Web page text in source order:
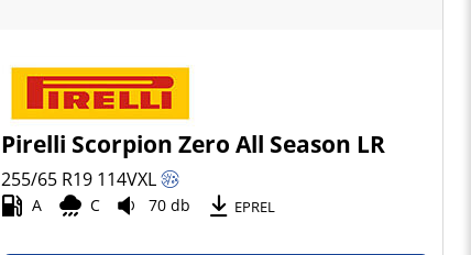
Pirelli Scorpion Zero All Season LR
255/65 R19 114VXL
A C 70 db EPREL